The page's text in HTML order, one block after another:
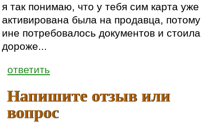
я так понимаю, что у тебя сим карта уже
активирована была на продавца, потому
ине потребовалось документов и стоила
дороже...
ответить
Напишите отзыв или
вопрос